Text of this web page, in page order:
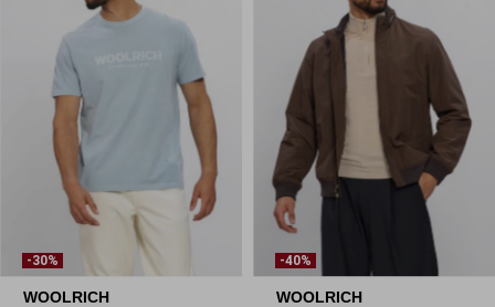
-30%
WOOLRICH
-40%
WOOLRICH